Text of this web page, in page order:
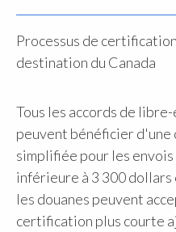
Processus de
destination du Canada
Tous les accords de
peuvent bénéficier
simplifiée pour les
inférieure à 3 300 dollars
les douanes peuvent
certification plus courte